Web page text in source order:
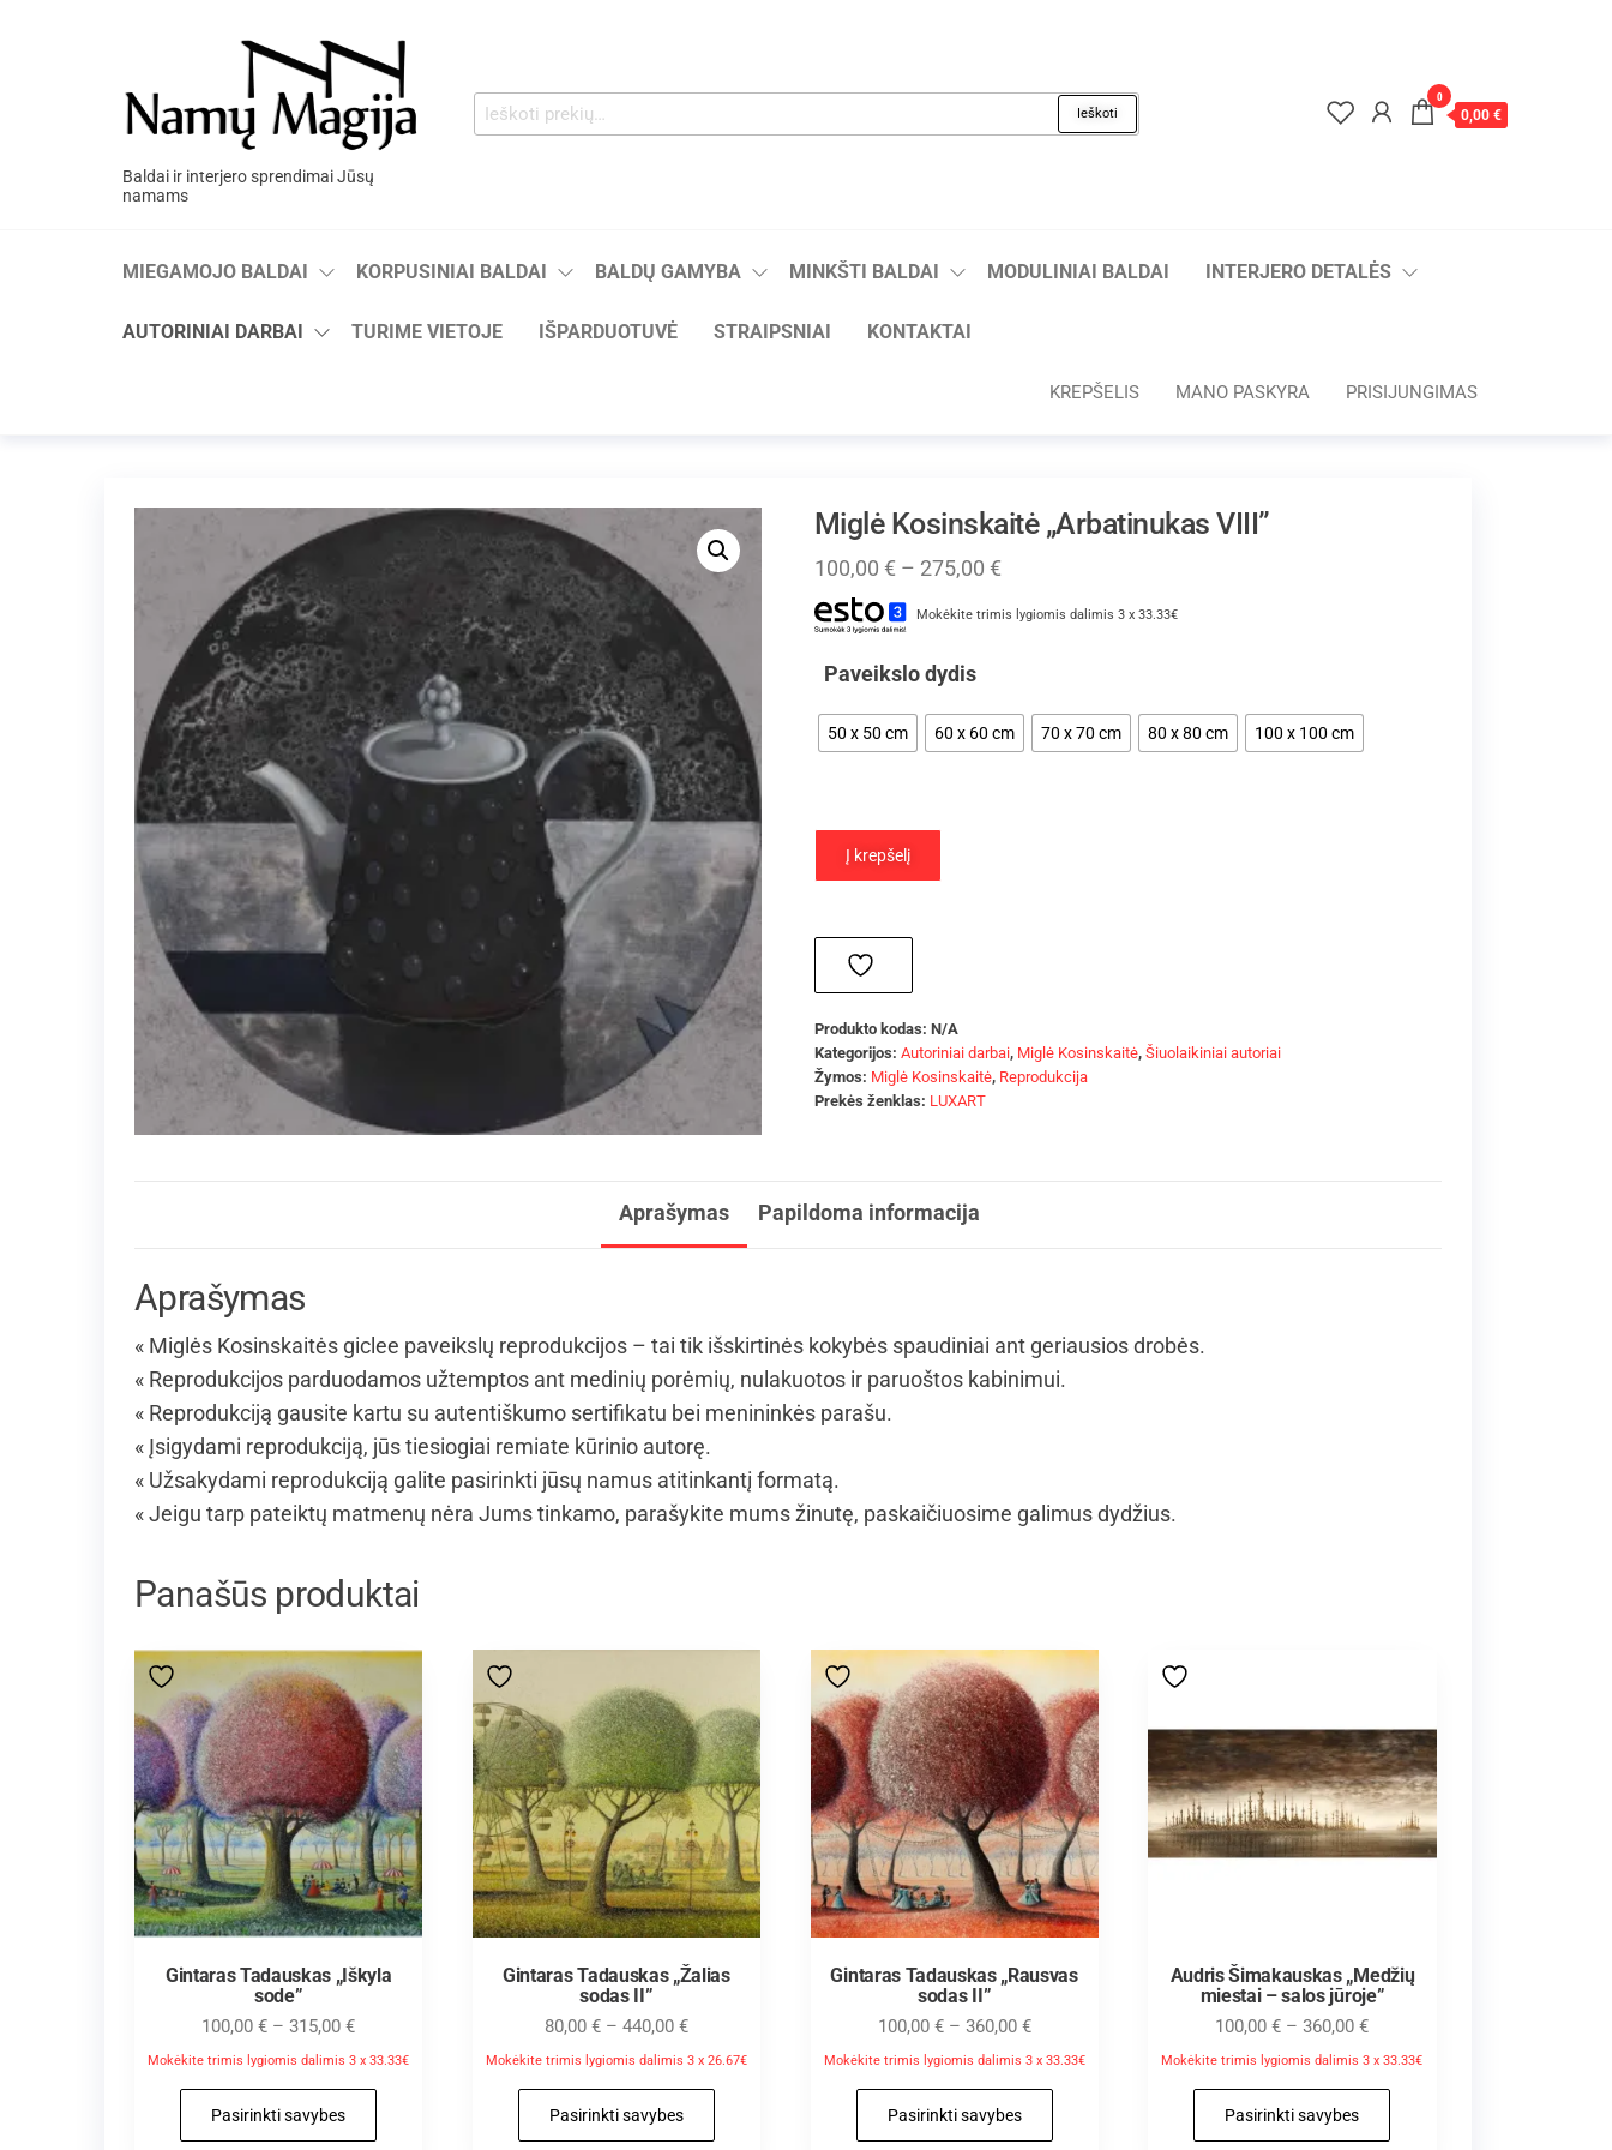
Baldai ir interjero sprendimai Jūsų
namams
Ieškoti
0
0,00 €
MIEGAMOJO BALDAI KORPUSINIAI BALDAI BALDŲ GAMYBA MINKŠTI BALDAI MODULINIAI BALDAI INTERJERO DETALĖS
AUTORINIAI DARBAI TURIME VIETOJE IŠPARDUOTUVĖ STRAIPSNIAI KONTAKTAI
KREPŠELIS MANO PASKYRA PRISIJUNGIMAS
Miglė Kosinskaitė „Arbatinukas VIII”
100,00 € – 275,00 €
Mokėkite trimis lygiomis dalimis 3 x 33.33€
Paveikslo dydis
50 x 50 cm 60 x 60 cm 70 x 70 cm 80 x 80 cm 100 x 100 cm
Į krepšelį
Produkto kodas: N/A
Kategorijos: Autoriniai darbai, Miglė Kosinskaitė, Šiuolaikiniai autoriai
Žymos: Miglė Kosinskaitė, Reprodukcija
Prekės ženklas: LUXART
Aprašymas Papildoma informacija
Aprašymas
« Miglės Kosinskaitės giclee paveikslų reprodukcijos – tai tik išskirtinės kokybės spaudiniai ant geriausios drobės.
« Reprodukcijos parduodamos užtemptos ant medinių porėmių, nulakuotos ir paruoštos kabinimui.
« Reprodukciją gausite kartu su autentiškumo sertifikatu bei menininkės parašu.
« Įsigydami reprodukciją, jūs tiesiogiai remiate kūrinio autorę.
« Užsakydami reprodukciją galite pasirinkti jūsų namus atitinkantį formatą.
« Jeigu tarp pateiktų matmenų nėra Jums tinkamo, parašykite mums žinutę, paskaičiuosime galimus dydžius.
Panašūs produktai
Gintaras Tadauskas „Iškyla
sode”
100,00€ – 315,00€
Mokėkite trimis lygiomis dalimis 3 x 33.33€
Pasirinkti savybes
Gintaras Tadauskas „Žalias
sodas II”
80,00 € – 440,00 €
Mokėkite trimis lygiomis dalimis 3 x 26.67€
Pasirinkti savybes
Gintaras Tadauskas „Rausvas
sodas II”
100,00 € – 360,00 €
Mokėkite trimis lygiomis dalimis 3 x 33.33€
Pasirinkti savybes
Audris Šimakauskas „Medžių
miestai – salos jūroje”
100,00€ – 360,00€
Mokėkite trimis lygiomis dalimis 3 x 33.33€
Pasirinkti savybes